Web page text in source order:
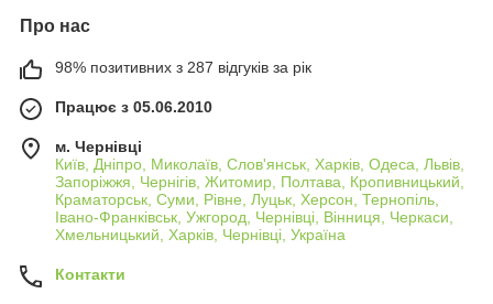
Про нас
98% позитивних з 287 відгуків за рік
Працює з 05.06.2010
м. Чернівці
Київ, Дніпро, Миколаїв, Слов'янськ, Харків, Одеса, Львів,
Запоріжжя, Чернігів, Житомир, Полтава, Кропивницький,
Краматорськ, Суми, Рівне, Луцьк, Херсон, Тернопіль,
Івано-Франківськ, Ужгород, Чернівці, Вінниця, Черкаси,
Хмельницький, Харків, Чернівці, Україна
Контакти